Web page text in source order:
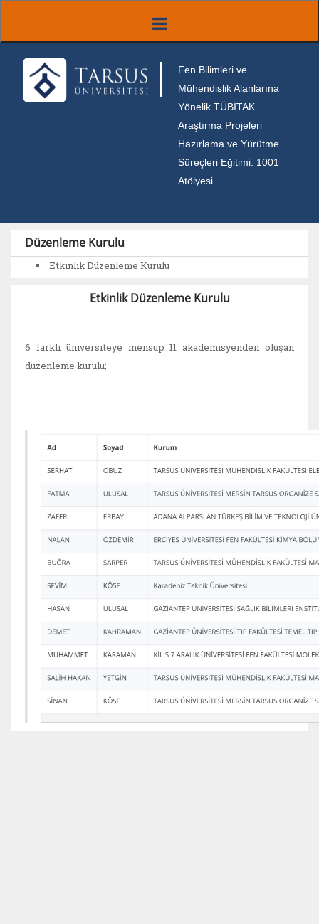
Fen Bilimleri ve
Mühendislik Alanlarına
Yönelik TÜBİTAK
Araştırma Projeleri
Hazırlama ve Yürütme
Süreçleri Eğitimi: 1001
Atölyesi
Düzenleme Kurulu
Etkinlik Düzenleme Kurulu
Etkinlik Düzenleme Kurulu
6 farklı üniversiteye mensup 11 akademisyenden oluşan
düzenleme kurulu;